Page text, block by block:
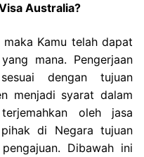
Australia?
Kamu telah dapat
mana. Pengerjaan
dengan tujuan
menjadi syarat dalam
oleh jasa
di Negara tujuan
Dibawah ini